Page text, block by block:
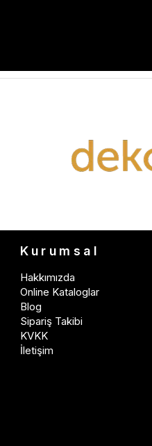
Kurumsal
Hakkımızda
Online Kataloglar
Blog
Sipariş Takibi
KVKK
İletişim